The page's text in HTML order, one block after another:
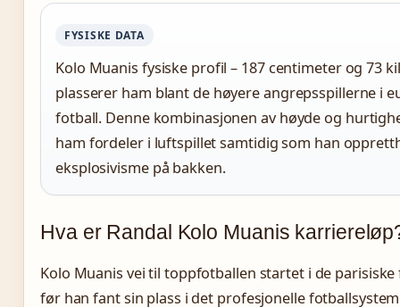
FYSISKE DATA
Kolo Muanis fysiske profil – 187 centimeter og 73
plasserer ham blant de høyere angrepsspillerne i
fotball. Denne kombinasjonen av høyde og
ham fordeler i luftspillet samtidig som han
eksplosivisme på bakken.
Hva er Randal Kolo Muanis
Kolo Muanis vei til toppfotballen startet i de
før han fant sin plass i det profesjonelle